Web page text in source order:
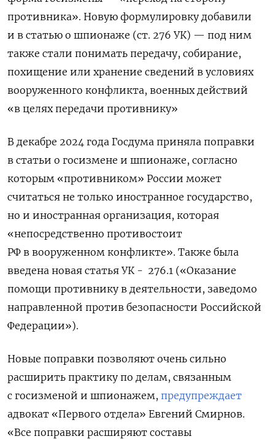
противника». Новую формулировку добавили
и в статью о шпионаже (ст. 276 УК) — под ним
также стали понимать передачу, собирание,
похищение или хранение сведений в условиях
вооруженного конфликта, военных действий
«в целях передачи противнику»
В декабре 2024 года Госдума приняла поправки
в статьи о госизмене и шпионаже, согласно
которым «противником» России может
считаться не только иностранное государство,
но и иностранная организация, которая
«непосредственно противостоит
РФ в вооруженном конфликте». Также была
введена новая статья УК - 276.1 («Оказание
помощи противнику в деятельности, заведомо
направленной против безопасности Российской
Федерации»).
Новые поправки позволяют очень сильно
расширить практику по делам, связанным
с госизменой и шпионажем, предупреждает
адвокат «Первого отдела» Евгений Смирнов.
«Все поправки расширяют составы